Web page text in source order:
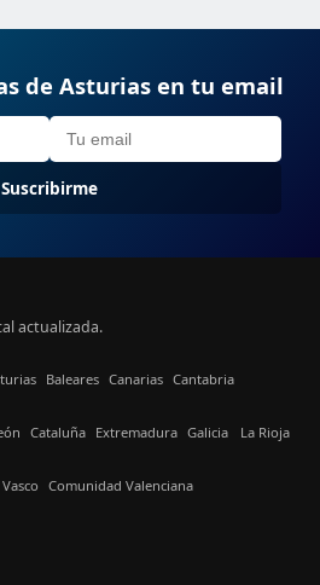
de Asturias en tu email
Suscribirme
actualizada.
Baleares Canarias Cantabria
Cataluña Extremadura Galicia La Rioja
Comunidad Valenciana